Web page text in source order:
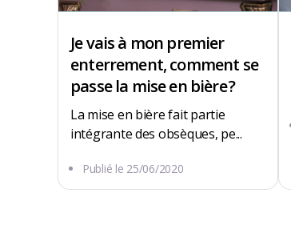
40 RUE EUGENE MAILLARD
97212 Saint-Joseph
Je vais à mon premier
enterrement, comment se
passe la mise en bière ?
La mise en bière fait partie
intégrante des obsèques, pe...
Publié le 25/06/2020